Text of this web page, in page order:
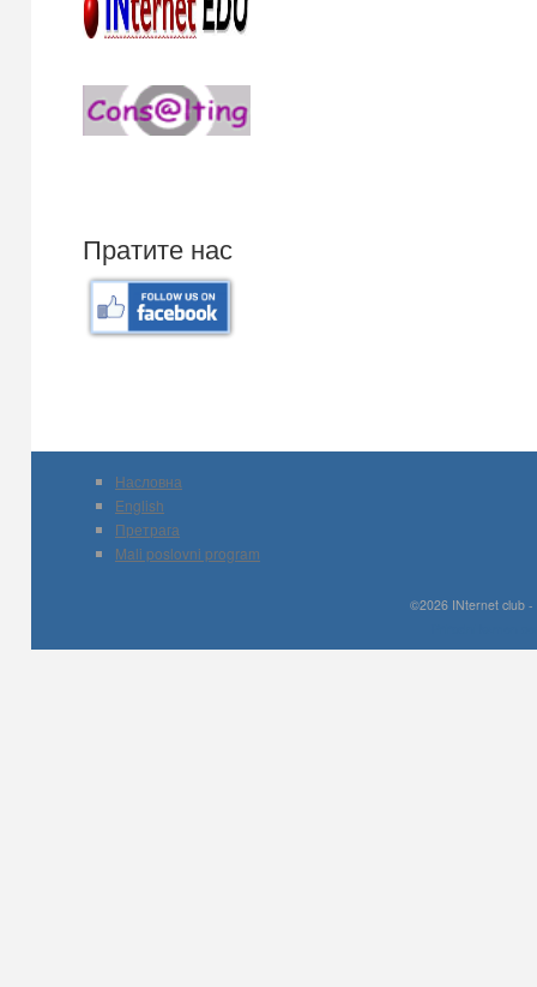
Пратите нас
Насловна
English
Претрага
Mali poslovni program
©2026 INternet club